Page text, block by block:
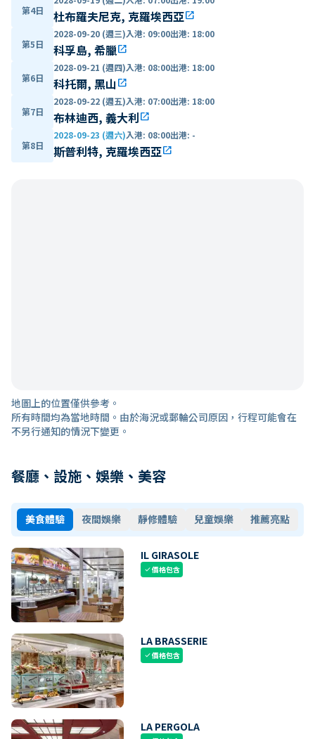
第4日 杜布羅夫尼克, 克羅埃西亞open_in_new
第5日
2028-09-20 (週三)入港: 09:00出港: 18:00
科孚島, 希臘open_in_new
第6日
2028-09-21 (週四)入港: 08:00出港: 18:00
科托爾, 黑山 open_in_new
第7日
2028-09-22 (週五)入港: 07:00出港: 18:00
布林迪西, 義大利open_in_new
第8日
2028-09-23 (週六)入港: 08:00出港: -
斯普利特, 克羅埃西亞open_in_new
地圖上的位置僅供參考。
所有時間均為當地時間。由於海況或郵輪公司原因，行程可能會在
不另行通知的情況下變更。
餐廳、設施、娛樂、美容
美食體驗 夜間娛樂 靜修體驗 兒童娛樂 推薦亮點
IL GIRASOLE
check價格包含
LA BRASSERIE
check價格包含
LA PERGOLA